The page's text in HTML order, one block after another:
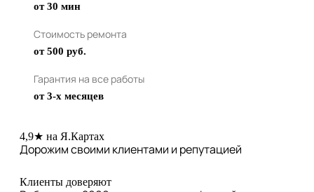
от 30 мин
Стоимость ремонта
от 500 руб.
Гарантия на все работы
от 3-х месяцев
4,9★ на Я.Картах
Дорожим своими клиентами и репутацией
Клиенты доверяют